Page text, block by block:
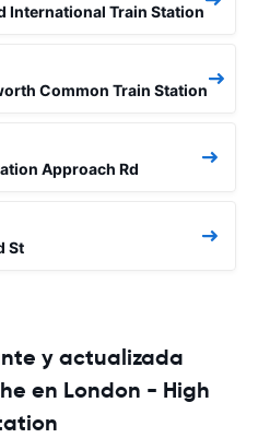
International Train Station
Common Train Station
Approach Rd
St
y actualizada
en London - High